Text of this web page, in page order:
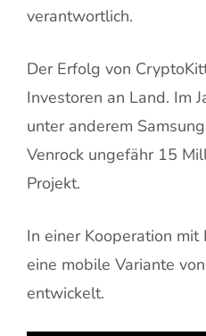
verantwortlich.
Der Erfolg von
Investoren an Land. Im
unter anderem
Venrock ungefähr 15
Projekt.
In einer Kooperation mit
eine mobile Variante
entwickelt.